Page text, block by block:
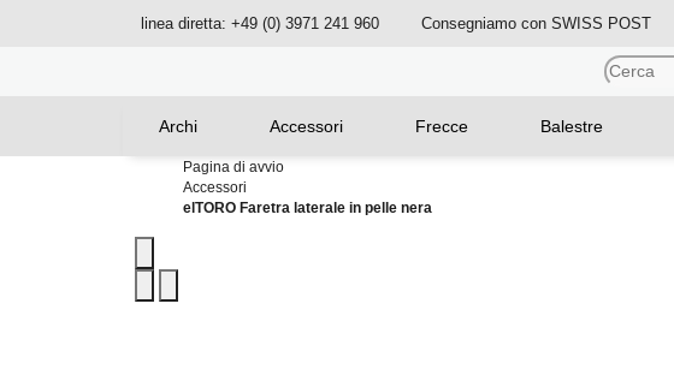
linea diretta: +49 (0) 3971 241 960 Consegniamo con SWISS POST
Archi Accessori Frecce Balestre
Pagina di avvio
Accessori
elTORO Faretra laterale in pelle nera